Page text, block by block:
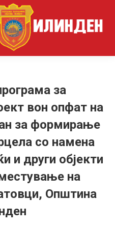
за
вон опфат на
за формирање
со намена
и други објекти
на
Општина